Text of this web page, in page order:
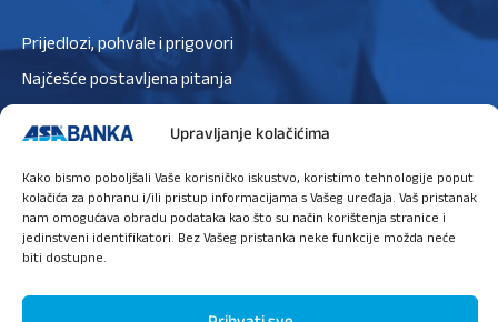
Upravljanje kolačićima
Kako bismo poboljšali Vaše korisničko iskustvo, koristimo tehnologije poput
kolačića za pohranu i/ili pristup informacijama s Vašeg uređaja. Vaš pristanak
nam omogućava obradu podataka kao što su način korištenja stranice i
jedinstveni identifikatori. Bez Vašeg pristanka neke funkcije možda neće
biti dostupne.
Prijedlozi, pohvale i prigovori
Najčešće postavljena pitanja
Politika kolačića